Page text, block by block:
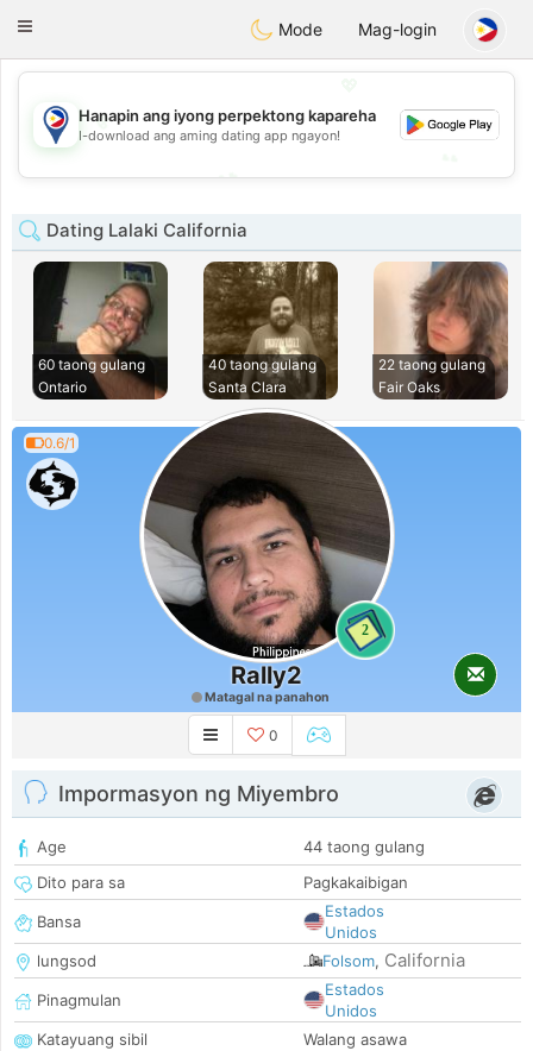
PhilippinesChat
Toggle
Mode Mag-login
💖
💕
Hanapin ang iyong perpektong kapareha
I-download ang aming dating app ngayon!
Dating Lalaki California
60 taong gulang
Ontario
40 taong gulang
Santa Clara
22 taong gulang
Fair Oaks
0.6/1
2
Rally2
Matagal na panahon
0
Impormasyon ng Miyembro
Age
44 taong gulang
Dito para sa
Pagkakaibigan
Bansa
Estados
Unidos
lungsod
Folsom, California
Pinagmulan
Estados
Unidos
Katayuang sibil
Walang asawa